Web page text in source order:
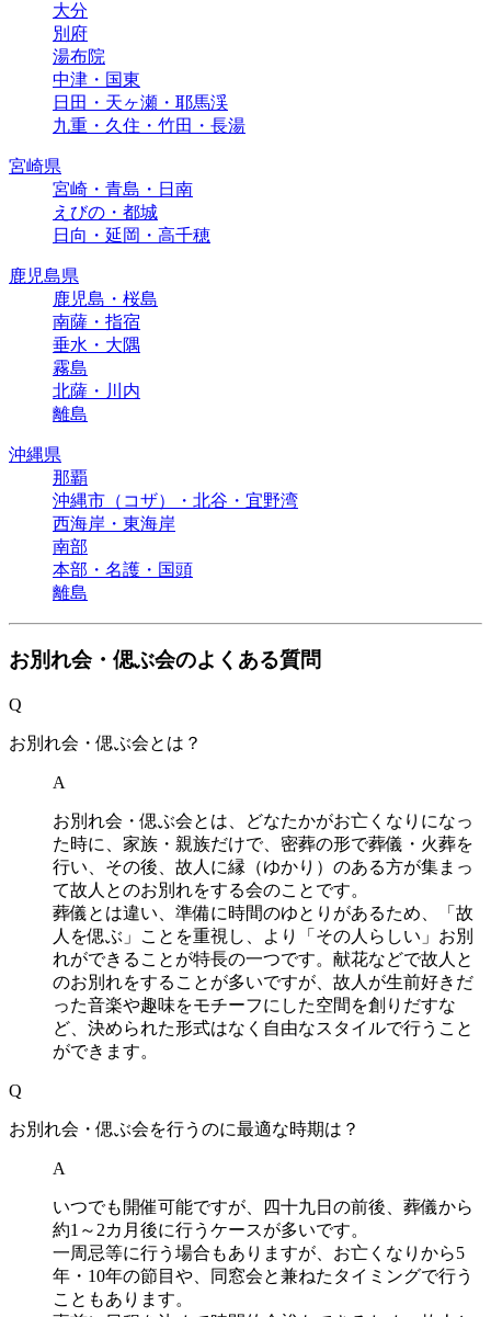
大分
別府
湯布院
中津・国東
日田・天ヶ瀬・耶馬渓
九重・久住・竹田・長湯
宮崎県
宮崎・青島・日南
えびの・都城
日向・延岡・高千穂
鹿児島県
鹿児島・桜島
南薩・指宿
垂水・大隅
霧島
北薩・川内
離島
沖縄県
那覇
沖縄市（コザ）・北谷・宜野湾
西海岸・東海岸
南部
本部・名護・国頭
離島
お別れ会・偲ぶ会のよくある質問
Q
お別れ会・偲ぶ会とは？
A
お別れ会・偲ぶ会とは、どなたかがお亡くなりになっ
た時に、家族・親族だけで、密葬の形で葬儀・火葬を
行い、その後、故人に縁（ゆかり）のある方が集まっ
て故人とのお別れをする会のことです。
葬儀とは違い、準備に時間のゆとりがあるため、「故
人を偲ぶ」ことを重視し、より「その人らしい」お別
れができることが特長の一つです。献花などで故人と
のお別れをすることが多いですが、故人が生前好きだ
った音楽や趣味をモチーフにした空間を創りだすな
ど、決められた形式はなく自由なスタイルで行うこと
ができます。
Q
お別れ会・偲ぶ会を行うのに最適な時期は？
A
いつでも開催可能ですが、四十九日の前後、葬儀から
約1～2カ月後に行うケースが多いです。
一周忌等に行う場合もありますが、お亡くなりから5
年・10年の節目や、同窓会と兼ねたタイミングで行う
こともあります。